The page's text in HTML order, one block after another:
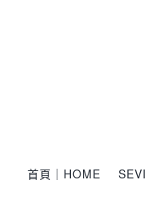
首頁｜HOME